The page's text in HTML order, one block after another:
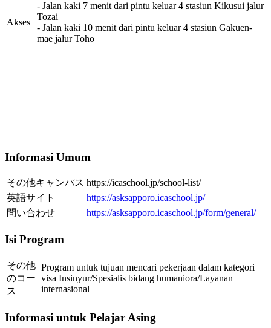
Akses
- Jalan kaki 7 menit dari pintu keluar 4 stasiun Kikusui jalur
Tozai
- Jalan kaki 10 menit dari pintu keluar 4 stasiun Gakuen-
mae jalur Toho
Informasi Umum
その他キャンパス https://icaschool.jp/school-list/
英語サイト
https://asksapporo.icaschool.jp/
問い合わせ
https://asksapporo.icaschool.jp/form/general/
Isi Program
その他
のコー
ス
Program untuk tujuan mencari pekerjaan dalam kategori
visa Insinyur/Spesialis bidang humaniora/Layanan
internasional
Informasi untuk Pelajar Asing